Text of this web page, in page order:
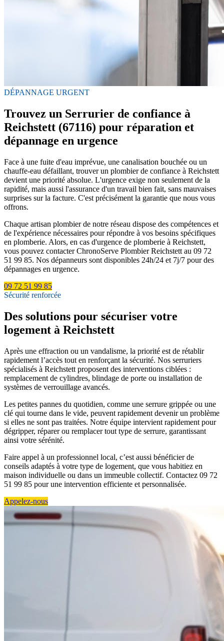
DÉPANNAGE URGENT
Trouvez un Serrurier de confiance à
Reichstett (67116) pour réparation et
dépannage en urgence
Face à une fuite d'eau imprévue, une canalisation bouchée ou un
chauffe-eau défaillant, trouver un plombier de confiance à Reichstett
devient une priorité absolue. L'urgence exige non seulement de la
rapidité, mais aussi l'assurance d'un travail bien fait, sans mauvaises
surprises sur la facture. C'est précisément la garantie que nous vous
offrons.
Chaque artisan plombier de notre réseau dispose des compétences et
de l'expérience nécessaires pour répondre à vos besoins spécifiques
en plomberie. Alors, en cas d'urgence de plomberie à Reichstett,
vous pouvez contacter ChronoServe Plombier Reichstett au 09 72
51 99 85. Nos dépanneurs sont disponibles 24h/24 et 7j/7 pour des
dépannages en urgence.
09 72 51 99 85
Sécurité renforcée
Des solutions pour sécuriser votre
logement à Reichstett
Après une effraction ou un vandalisme, la priorité est de rétablir
rapidement l’accès tout en renforçant la sécurité. Nos serruriers
spécialisés à Reichstett proposent des interventions ciblées :
remplacement de cylindres, blindage de porte ou installation de
systèmes de verrouillage avancés.
Les petites pannes du quotidien, comme une serrure grippée ou une
clé qui tourne dans le vide, peuvent rapidement devenir un problème
si elles ne sont pas traitées. Notre équipe intervient rapidement pour
dégripper, réparer ou remplacer tout type de serrure, garantissant
ainsi votre sérénité.
Faire appel à un professionnel local, c’est aussi bénéficier de
conseils adaptés à votre type de logement, que vous habitiez en
maison individuelle ou dans un immeuble collectif. Contactez 09 72
51 99 85 pour une intervention efficiente et personnalisée.
Appelez-nous